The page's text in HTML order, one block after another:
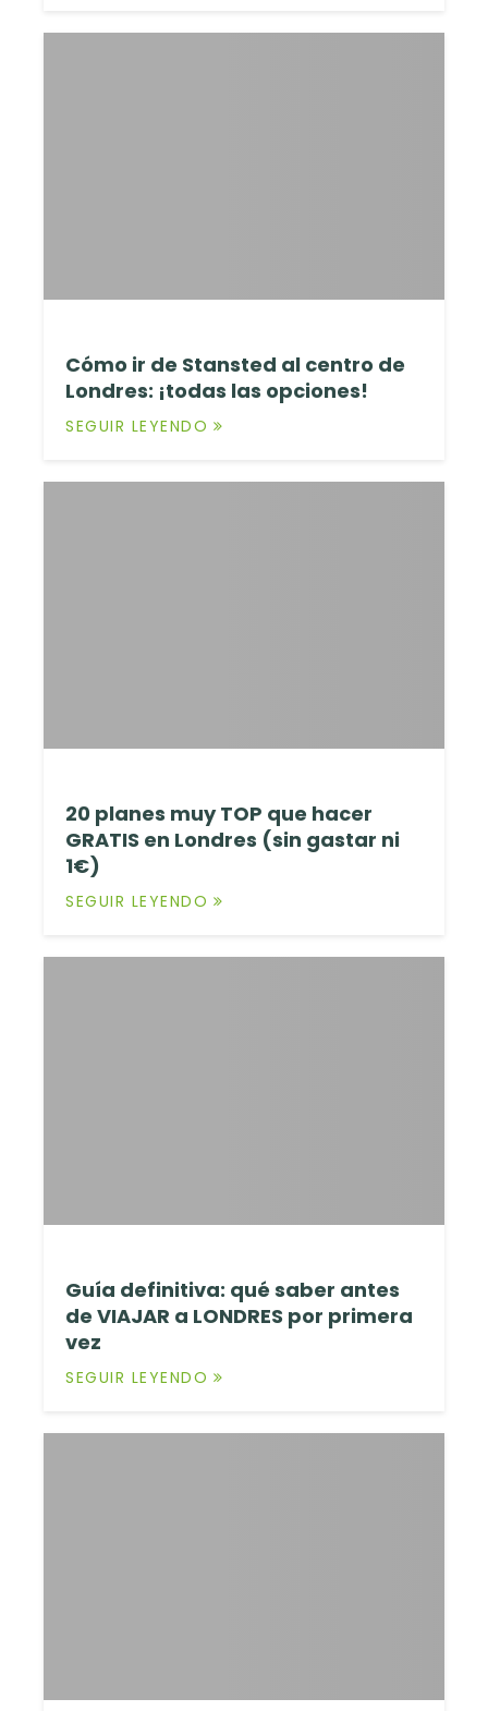
Cómo ir de Stansted al centro de
Londres: ¡todas las opciones!
SEGUIR LEYENDO
20 planes muy TOP que hacer
GRATIS en Londres (sin gastar ni
1€)
SEGUIR LEYENDO
Guía definitiva: qué saber antes
de VIAJAR a LONDRES por primera
vez
SEGUIR LEYENDO